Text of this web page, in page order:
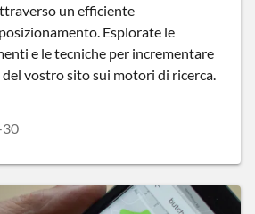
un efficiente
Esplorate le
e le tecniche per incrementare
vostro sito sui motori di ricerca.